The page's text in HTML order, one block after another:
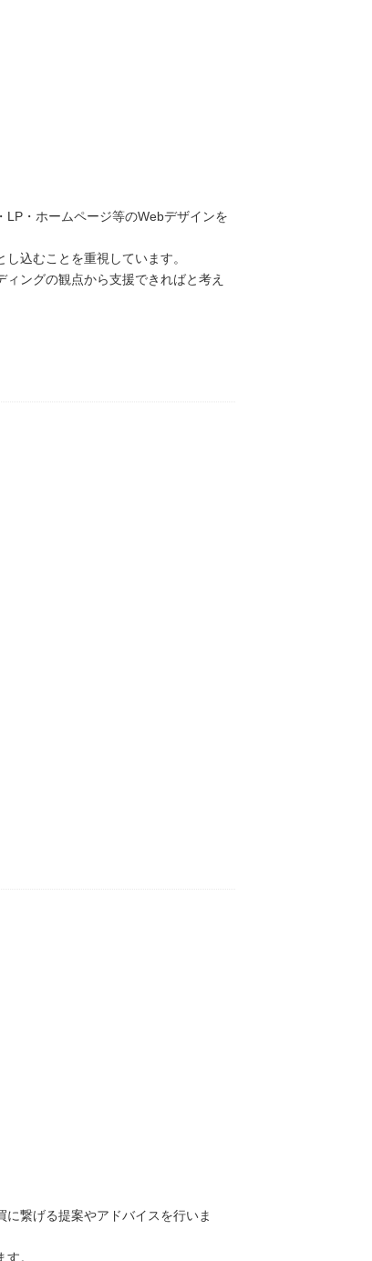
・ホームページ等のWebデザインを
込むことを重視しています。
ングの観点から支援できればと考え
繋げる提案やアドバイスを行いま
。